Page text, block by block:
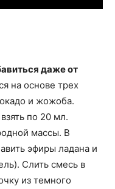
даже от
на основе трех
и жожоба.
по 20 мл.
массы. В
эфиры ладана и
Слить смесь в
из темного